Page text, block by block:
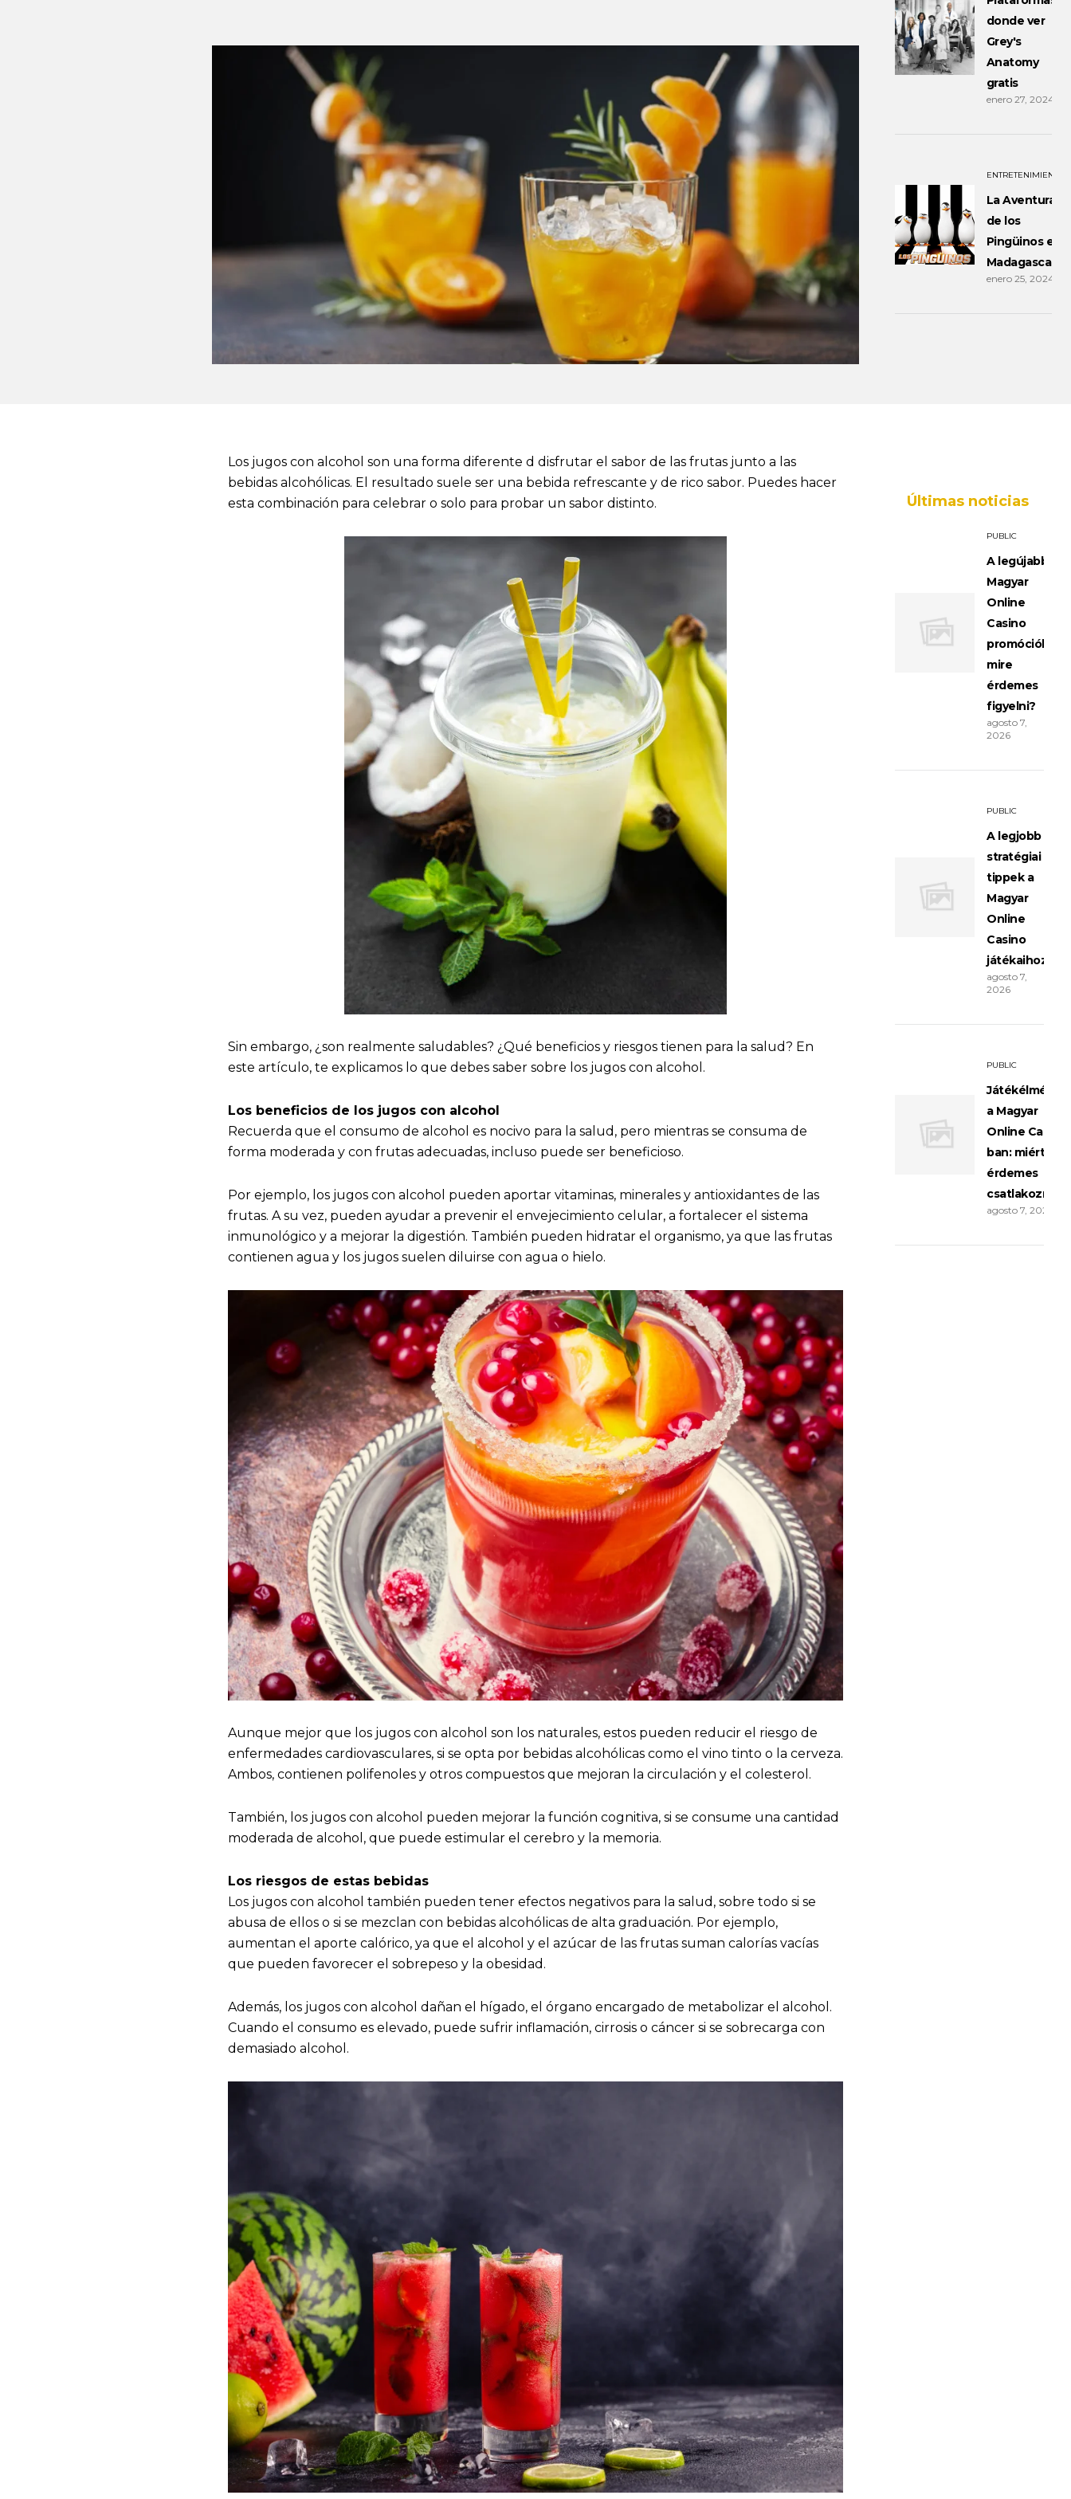
donde ver
Grey's
Anatomy
gratis
enero 27, 2024
ENTRETENIMIENTO
La Aventura
de los
Pingüinos en
Madagascar
enero 25, 2024
Los jugos con alcohol son una forma diferente d disfrutar el sabor de las frutas junto a las
bebidas alcohólicas. El resultado suele ser una bebida refrescante y de rico sabor. Puedes hacer
esta combinación para celebrar o solo para probar un sabor distinto.
Sin embargo, ¿son realmente saludables? ¿Qué beneficios y riesgos tienen para la salud? En
este artículo, te explicamos lo que debes saber sobre los jugos con alcohol.
Los beneficios de los jugos con alcohol
Recuerda que el consumo de alcohol es nocivo para la salud, pero mientras se consuma de
forma moderada y con frutas adecuadas, incluso puede ser beneficioso.
Por ejemplo, los jugos con alcohol pueden aportar vitaminas, minerales y antioxidantes de las
frutas. A su vez, pueden ayudar a prevenir el envejecimiento celular, a fortalecer el sistema
inmunológico y a mejorar la digestión. También pueden hidratar el organismo, ya que las frutas
contienen agua y los jugos suelen diluirse con agua o hielo.
Aunque mejor que los jugos con alcohol son los naturales, estos pueden reducir el riesgo de
enfermedades cardiovasculares, si se opta por bebidas alcohólicas como el vino tinto o la cerveza.
Ambos, contienen polifenoles y otros compuestos que mejoran la circulación y el colesterol.
También, los jugos con alcohol pueden mejorar la función cognitiva, si se consume una cantidad
moderada de alcohol, que puede estimular el cerebro y la memoria.
Los riesgos de estas bebidas
Los jugos con alcohol también pueden tener efectos negativos para la salud, sobre todo si se
abusa de ellos o si se mezclan con bebidas alcohólicas de alta graduación. Por ejemplo,
aumentan el aporte calórico, ya que el alcohol y el azúcar de las frutas suman calorías vacías
que pueden favorecer el sobrepeso y la obesidad.
Además, los jugos con alcohol dañan el hígado, el órgano encargado de metabolizar el alcohol.
Cuando el consumo es elevado, puede sufrir inflamación, cirrosis o cáncer si se sobrecarga con
demasiado alcohol.
Últimas noticias
PUBLIC
A legújabb
Magyar
Online
Casino
promóciók:
mire
érdemes
figyelni?
agosto 7,
2026
PUBLIC
A legjobb
stratégiai
tippek a
Magyar
Online
Casino
játékaihoz
agosto 7,
2026
PUBLIC
a Magyar
Online Casino-
ban: miért
érdemes
csatlakozni?
agosto 7, 2026